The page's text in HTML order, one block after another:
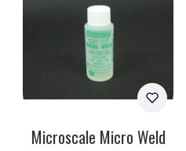
Microscale Micro Weld